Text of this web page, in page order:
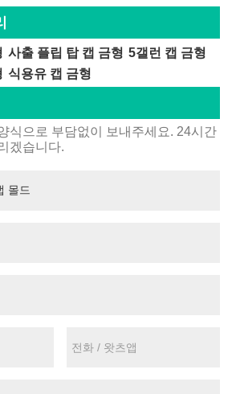
사출 플립 탑 캡 금형 5갤런 캡 금형
식용유 캡 금형
식으로 부담없이 보내주세요. 24시간
겠습니다.